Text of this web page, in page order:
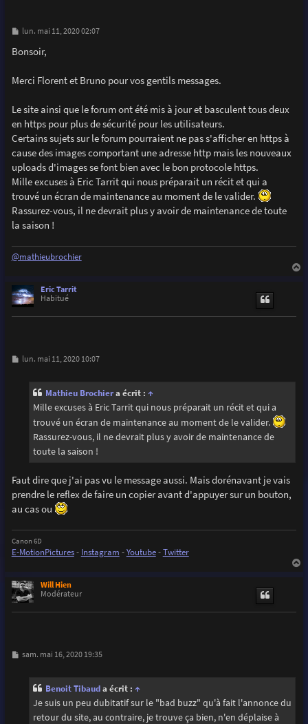
M
s
s
e
lun. mai 11, 2020 02:07
Bonsoir,
Merci Florent et Bruno pour vos gentils messages.
Le site ainsi que le forum ont été mis à jour et basculent tous deux
en https pour plus de sécurité pour les utilisateurs.
Certains sujets sur le forum pourraient ne pas s'afficher en https à
cause des images comportant une adresse http mais les nouveaux
uploads d'images se font bien avec le bon protocole https.
Mille excuses à Eric Tarrit qui nous préparait un récit et qui a
trouvé un écran de maintenance au moment de le valider.
Rassurez-vous, il ne devrait plus y avoir de maintenance de toute
la saison !
@mathieubrochier
Eric Tarrit
Habitué
Mlun. mai 11, 2020 10:07
Mathieu Brochiera écrit : ↑
Mille excuses à Eric Tarrit qui nous préparait un récit et qui a
trouvé un écran de maintenance au moment de le valider.
Rassurez-vous, il ne devrait plus y avoir de maintenance de
toute la saison !
Faut dire que j'ai pas vu le message aussi. Mais dorénavant je vais
prendre le reflex de faire un copier avant d'appuyer sur un bouton,
au cas ou
Canon 6D
E-MotionPictures- Instagram -Youtube-Twitter
Will Hien
Modérateur
M
sam. mai 16, 2020 19:35
Benoit Tibauda écrit : ↑
Je suis un peu dubitatif sur le "bad buzz" qu'à fait l'annonce du
retour du site, au contraire, je trouve ça bien, n'en déplaise à